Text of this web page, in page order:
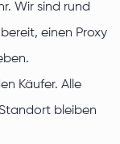
Wir sind rund
einen Proxy
Käufer. Alle
bleiben